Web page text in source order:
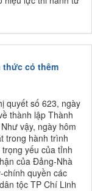
thức có thêm
quyết số 623, ngày
thành lập Thành
vậy, ngày hôm
trong hành trình
trọng yếu của tỉnh
của Đảng-Nhà
chính quyền các
tộc TP Chí Linh